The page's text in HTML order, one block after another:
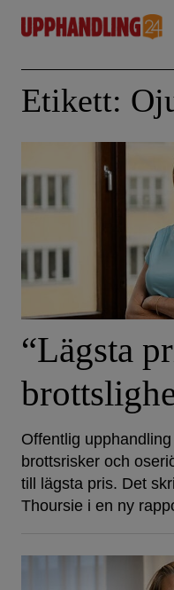
content
Etikett:
“Lägsta
Offentlig
brottsrisker och
till lägsta pris. Det
Thoursie i en ny